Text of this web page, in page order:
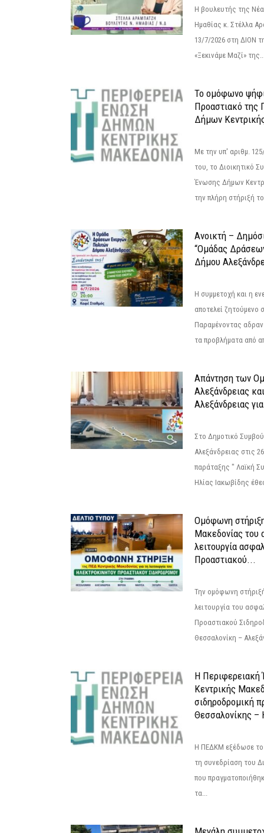
Η βουλευτής της
Ημαθίας κ. Στέλλα
13/7/2026 στη ΔΙΟΝ
«Ξεκινάμε Μαζί»
Το ομόφωνο
Προαστιακό της
Δήμων
Με την υπ' αριθμ.
του, το Διοικητικό
Ένωσης Δήμων
την πλήρη στήριξή
Ανοικτή –
“Ομάδας
Δήμου
Η συμμετοχή και η
αποτελεί ζητούμενο
Παραμένοντας
τα προβλήματα από
Απάντηση των
Αλεξάνδρειας
Αλεξάνδρειας
Στο Δημοτικό
Αλεξάνδρειας στις
παράταξης " Λαϊκή
Ηλίας Ιακωβίδης
Ομόφωνη
Μακεδονίας του
λειτουργία
Προαστιακού...
Την ομόφωνη
λειτουργία του
Προαστιακού
Θεσσαλονίκη –
Η
Κεντρικής
σιδηροδρομική
Θεσσαλονίκης –
Η ΠΕΔΚΜ εξέδωσε το
τη συνεδρίαση του
που
τα...